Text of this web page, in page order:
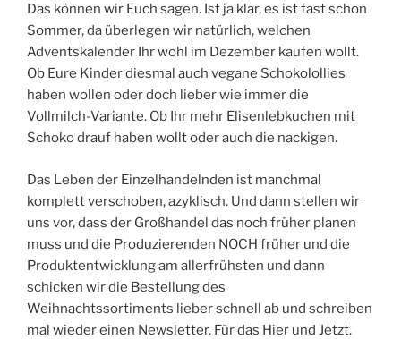
Das können wir Euch sagen. Ist ja klar, es ist fast schon
Sommer, da überlegen wir natürlich, welchen
Adventskalender Ihr wohl im Dezember kaufen wollt.
Ob Eure Kinder diesmal auch vegane Schokolollies
haben wollen oder doch lieber wie immer die
Vollmilch-Variante. Ob Ihr mehr Elisenlebkuchen mit
Schoko drauf haben wollt oder auch die nackigen.
Das Leben der Einzelhandelnden ist manchmal
komplett verschoben, azyklisch. Und dann stellen wir
uns vor, dass der Großhandel das noch früher planen
muss und die Produzierenden NOCH früher und die
Produktentwicklung am allerfrühsten und dann
schicken wir die Bestellung des
Weihnachtssortiments lieber schnell ab und schreiben
mal wieder einen Newsletter. Für das Hier und Jetzt.